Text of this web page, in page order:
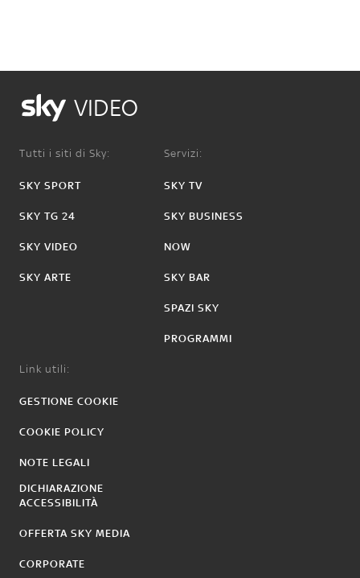
VIDEO
Tutti i siti di Sky:
SKY SPORT
SKY TG 24
SKY VIDEO
SKY ARTE
Servizi:
SKY TV
SKY BUSINESS
NOW
SKY BAR
SPAZI SKY
PROGRAMMI
Link utili:
GESTIONE COOKIE
COOKIE POLICY
NOTE LEGALI
DICHIARAZIONE
ACCESSIBILITÀ
OFFERTA SKY MEDIA
CORPORATE